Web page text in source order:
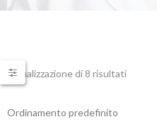
Visualizzazione di 8 risultati